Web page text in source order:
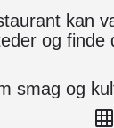
kan
og
smag og